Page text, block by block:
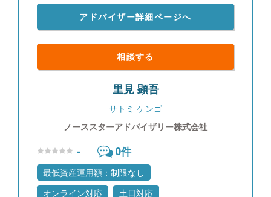
アドバイザー詳細ページへ
相談する
里見 顕吾
サトミ ケンゴ
ノーススターアドバイザリー株式会社
- 0件
最低資産運用額：制限なし
オンライン対応
土日対応